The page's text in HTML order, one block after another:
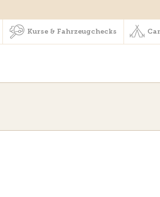
Kurse & Fahrzeugchecks